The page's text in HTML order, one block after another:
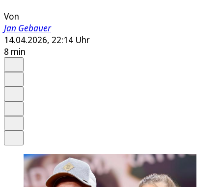
Von
Jan Gebauer
14.04.2026, 22:14 Uhr
8 min